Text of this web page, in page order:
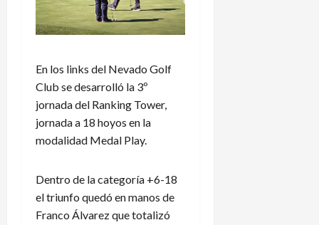
En los links del Nevado Golf
Club se desarrolló la 3º
jornada del Ranking Tower,
jornada a 18 hoyos en la
modalidad Medal Play.
Dentro de la categoría +6-18
el triunfo quedó en manos de
Franco Álvarez que totalizó